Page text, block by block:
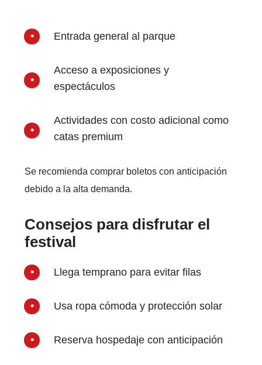
Entrada general al parque
Acceso a exposiciones y
espectáculos
Actividades con costo adicional como
catas premium
Se recomienda comprar boletos con anticipación
debido a la alta demanda.
Consejos para disfrutar el
festival
Llega temprano para evitar filas
Usa ropa cómoda y protección solar
Reserva hospedaje con anticipación